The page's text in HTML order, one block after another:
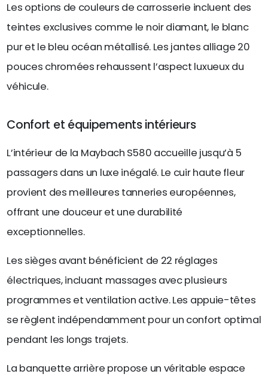
Les options de couleurs de carrosserie incluent des
teintes exclusives comme le noir diamant, le blanc
pur et le bleu océan métallisé. Les jantes alliage 20
pouces chromées rehaussent l’aspect luxueux du
véhicule.
Confort et équipements intérieurs
L’intérieur de la Maybach S580 accueille jusqu’à 5
passagers dans un luxe inégalé. Le cuir haute fleur
provient des meilleures tanneries européennes,
offrant une douceur et une durabilité
exceptionnelles.
Les sièges avant bénéficient de 22 réglages
électriques, incluant massages avec plusieurs
programmes et ventilation active. Les appuie-têtes
se règlent indépendamment pour un confort optimal
pendant les longs trajets.
La banquette arrière propose un véritable espace